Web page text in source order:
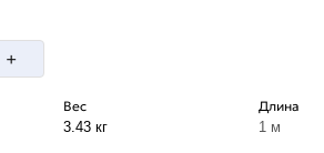
+
Вес
3.43 кг
Длина
1 м